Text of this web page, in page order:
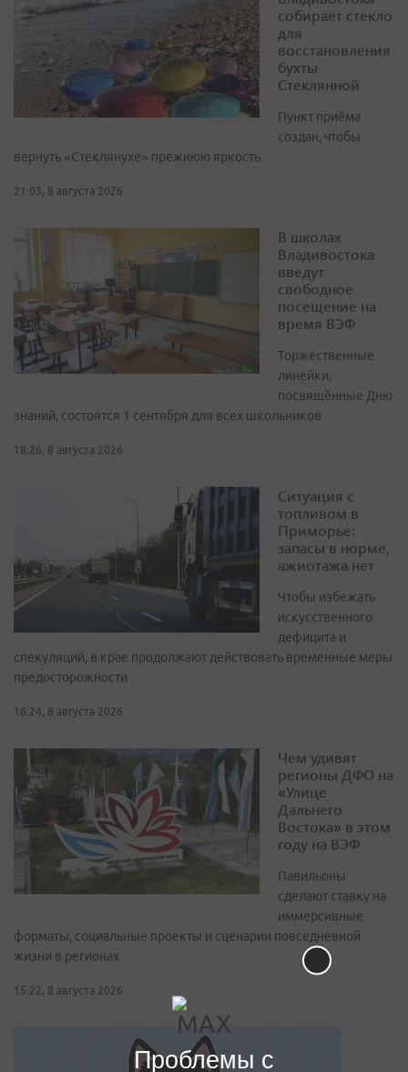
собирает стекло
для
восстановления
бухты
Стеклянной
Пункт приёма
создан, чтобы
вернуть «Стеклянухе» прежнюю яркость
21:03, 8 августа 2026
В школах
Владивостока
введут
свободное
посещение на
время ВЭФ
Торжественные
линейки,
посвящённые Дню
знаний, состоятся 1 сентября для всех школьников
18:26, 8 августа 2026
Ситуация с
топливом в
Приморье:
запасы в норме,
ажиотажа нет
Чтобы избежать
искусственного
дефицита и
спекуляций, в крае продолжают действовать временные меры
предосторожности
16:24, 8 августа 2026
Чем удивят
регионы ДФО на
«Улице
Дальнего
Востока» в этом
году на ВЭФ
Павильоны
сделают ставку на
иммерсивные
форматы, социальные проекты и сценарии повседневной
жизни в регионах
15:22, 8 августа 2026
Проблемы с